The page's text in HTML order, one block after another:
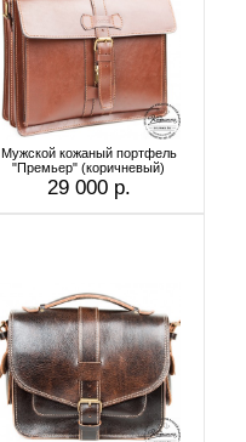
Мужской кожаный портфель
"Премьер" (коричневый)
29 000 р.